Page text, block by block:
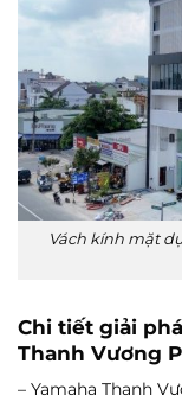
Vách kính mặt
Chi tiết giải
Thanh Vương
– Yamaha Thanh